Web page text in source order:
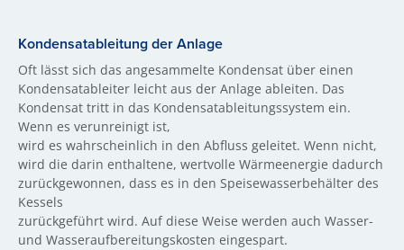
Kondensatableitung der Anlage
Oft lässt sich das angesammelte Kondensat über einen
Kondensatableiter leicht aus der Anlage ableiten. Das
Kondensat tritt in das Kondensatableitungssystem ein.
Wenn es verunreinigt ist,
wird es wahrscheinlich in den Abfluss geleitet. Wenn nicht,
wird die darin enthaltene, wertvolle Wärmeenergie dadurch
zurückgewonnen, dass es in den Speisewasserbehälter des
Kessels
zurückgeführt wird. Auf diese Weise werden auch Wasser-
und Wasseraufbereitungskosten eingespart.